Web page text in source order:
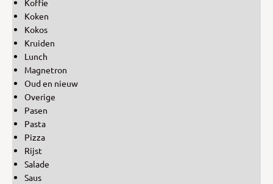
Koffie
Koken
Kokos
Kruiden
Lunch
Magnetron
Oud en nieuw
Overige
Pasen
Pasta
Pizza
Rijst
Salade
Saus